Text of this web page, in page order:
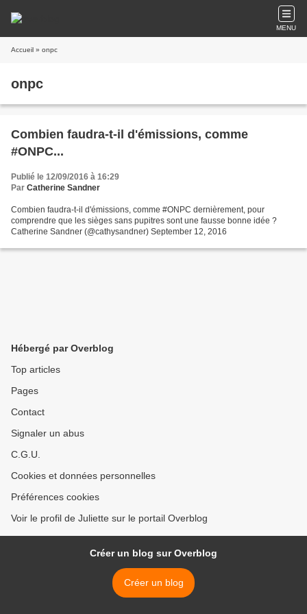
MENU
Accueil » onpc
onpc
Combien faudra-t-il d'émissions, comme
#ONPC...
Publié le 12/09/2016 à 16:29
Par Catherine Sandner
Combien faudra-t-il d'émissions, comme #ONPC dernièrement, pour
comprendre que les sièges sans pupitres sont une fausse bonne idée ?
Catherine Sandner (@cathysandner) September 12, 2016
Hébergé par Overblog
Top articles
Pages
Contact
Signaler un abus
C.G.U.
Cookies et données personnelles
Préférences cookies
Voir le profil de Juliette sur le portail Overblog
Créer un blog sur Overblog
Créer un blog